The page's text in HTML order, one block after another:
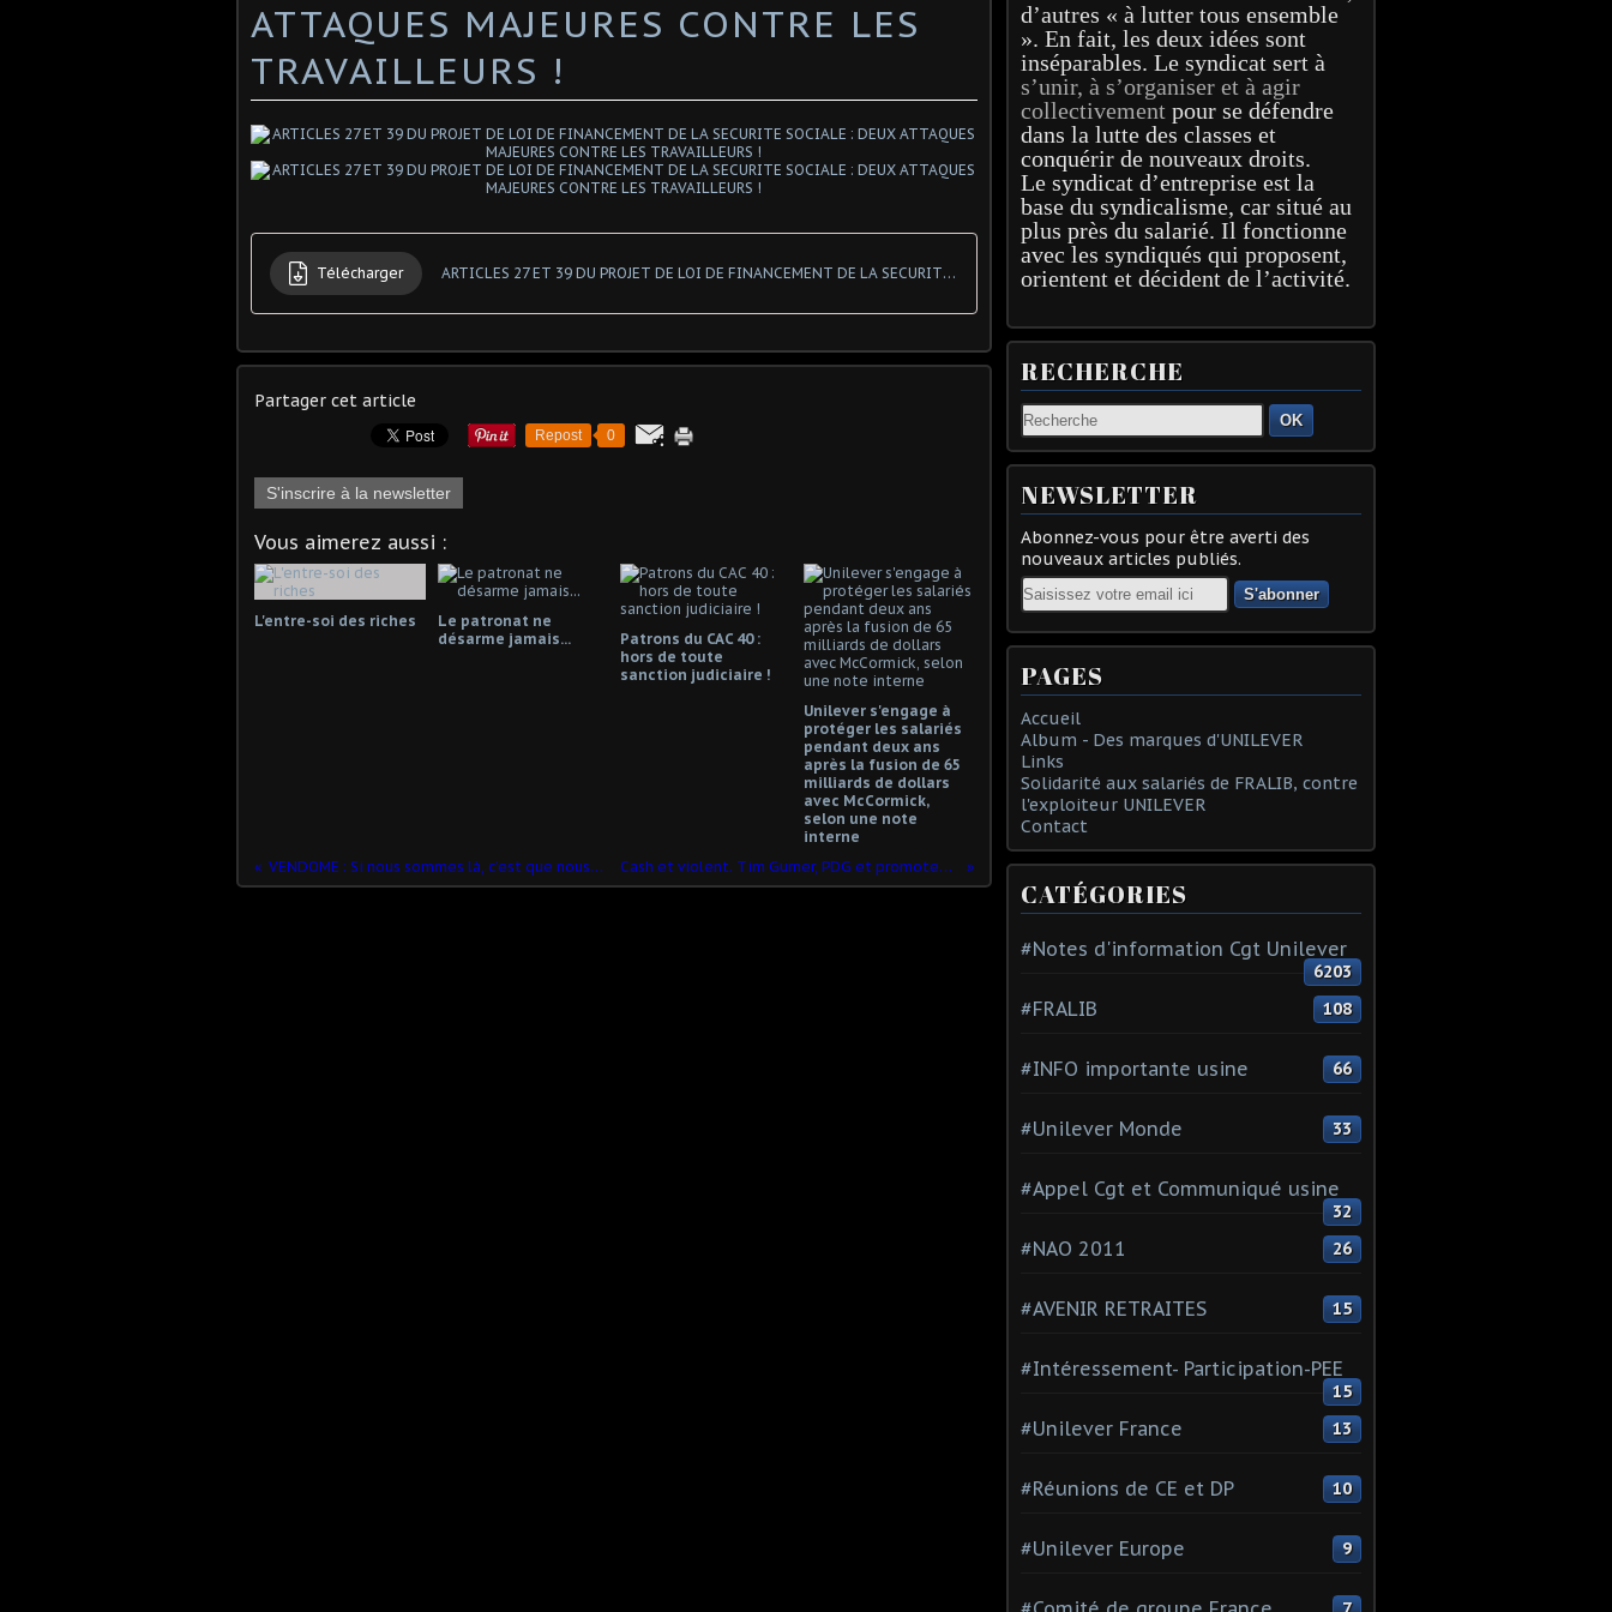
ATTAQUES MAJEURES CONTRE LES
TRAVAILLEURS !
Télécharger ARTICLES 27 ET 39 DU PROJET DE LOI DE FINANCEMENT DE LA SECURITE SOCIALE
Partager cet article
Repost 0
S'inscrire à la newsletter
Vous aimerez aussi :
L'entre-soi des riches
Le patronat ne
désarme jamais...
Patrons du CAC 40 :
hors de toute
sanction judiciaire !
Unilever s'engage à
protéger les salariés
pendant deux ans
après la fusion de 65
milliards de dollars
avec McCormick,
selon une note
interne
VENDOME : Si nous sommes là, c’est que nous gênons un petit peu !
Cash et violent. Tim Gurner, PDG et promoteur immobilier de luxe!!
d’autres « à lutter tous ensemble
». En fait, les deux idées sont
inséparables. Le syndicat sert à
s’unir, à s’organiser et à agir
collectivement pour se défendre
dans la lutte des classes et
conquérir de nouveaux droits.
Le syndicat d’entreprise est la
base du syndicalisme, car situé au
plus près du salarié. Il fonctionne
avec les syndiqués qui proposent,
orientent et décident de l’activité.
RECHERCHE
OK
NEWSLETTER
Abonnez-vous pour être averti des
nouveaux articles publiés.
Email
PAGES
Accueil
Album - Des marques d'UNILEVER
Links
Solidarité aux salariés de FRALIB, contre
l'exploiteur UNILEVER
Contact
CATÉGORIES
#Notes d'information Cgt Unilever
6203
#FRALIB 108
#INFO importante usine 66
#Unilever Monde 33
#Appel Cgt et Communiqué usine
32
#NAO 2011 26
#AVENIR RETRAITES 15
#Intéressement- Participation-PEE
15
#Unilever France 13
#Réunions de CE et DP 10
#Unilever Europe 9